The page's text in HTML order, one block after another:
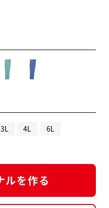
3L 4L 6L
ルを作る